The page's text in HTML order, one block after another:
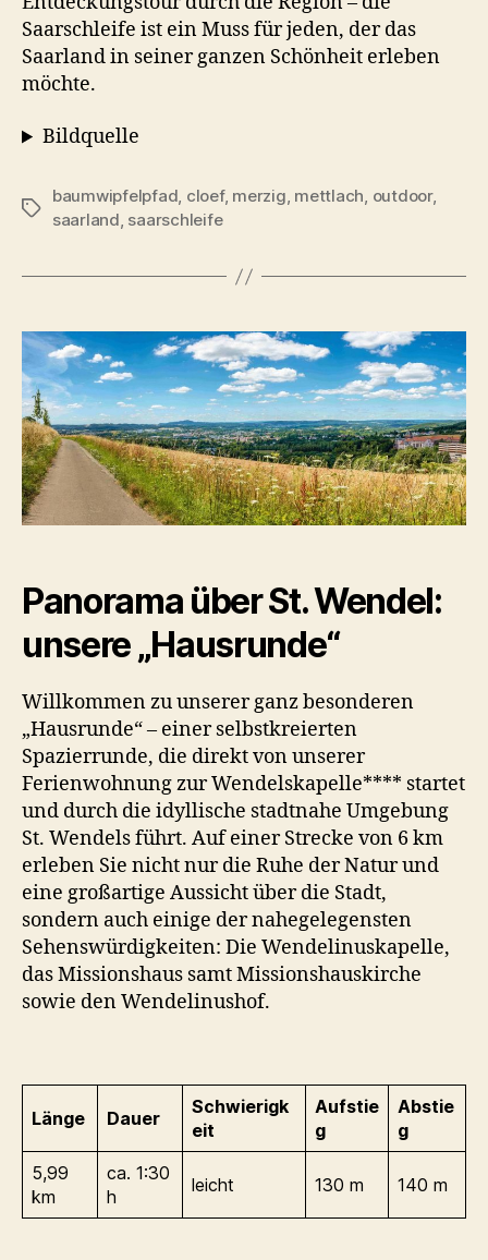
Saarschleife ist ein Muss für jeden, der das
Saarland in seiner ganzen Schönheit erleben
möchte.
Bildquelle
Schlagwörter
baumwipfelpfad, cloef, merzig, mettlach, outdoor,
saarland, saarschleife
Panorama über St. Wendel:
unsere „Hausrunde“
Willkommen zu unserer ganz besonderen
„Hausrunde“ – einer selbstkreierten
Spazierrunde, die direkt von unserer
Ferienwohnung zur Wendelskapelle**** startet
und durch die idyllische stadtnahe Umgebung
St. Wendels führt. Auf einer Strecke von 6 km
erleben Sie nicht nur die Ruhe der Natur und
eine großartige Aussicht über die Stadt,
sondern auch einige der nahegelegensten
Sehenswürdigkeiten: Die Wendelinuskapelle,
das Missionshaus samt Missionshauskirche
sowie den Wendelinushof.
Länge Dauer
Schwierigk
eit
Aufstie
g
Abstie
g
5,99
km
ca. 1:30
h
leicht 130 m 140 m